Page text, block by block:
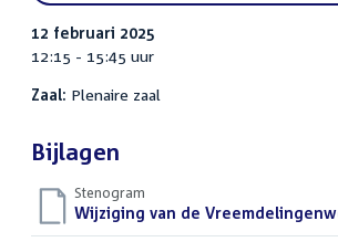
12 februari 2025
12:15 - 15:45 uur
Zaal: Plenaire zaal
Bijlagen
Stenogram
Download
bestand:
Wijziging van de